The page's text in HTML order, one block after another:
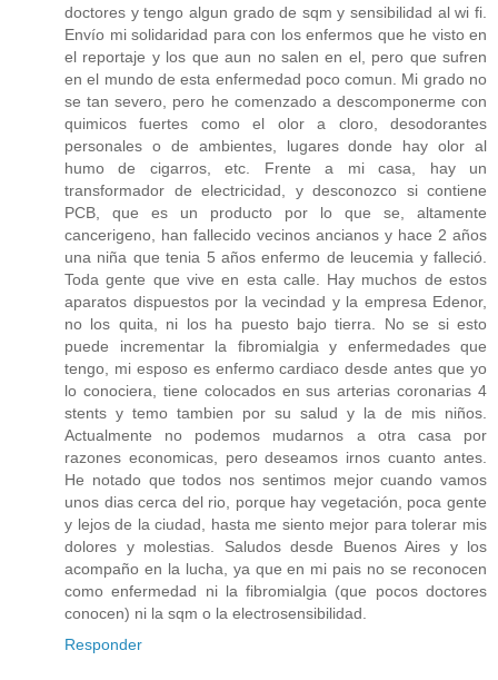
doctores y tengo algun grado de sqm y sensibilidad al wi fi.
Envío mi solidaridad para con los enfermos que he visto en
el reportaje y los que aun no salen en el, pero que sufren
en el mundo de esta enfermedad poco comun. Mi grado no
se tan severo, pero he comenzado a descomponerme con
quimicos fuertes como el olor a cloro, desodorantes
personales o de ambientes, lugares donde hay olor al
humo de cigarros, etc. Frente a mi casa, hay un
transformador de electricidad, y desconozco si contiene
PCB, que es un producto por lo que se, altamente
cancerigeno, han fallecido vecinos ancianos y hace 2 años
una niña que tenia 5 años enfermo de leucemia y falleció.
Toda gente que vive en esta calle. Hay muchos de estos
aparatos dispuestos por la vecindad y la empresa Edenor,
no los quita, ni los ha puesto bajo tierra. No se si esto
puede incrementar la fibromialgia y enfermedades que
tengo, mi esposo es enfermo cardiaco desde antes que yo
lo conociera, tiene colocados en sus arterias coronarias 4
stents y temo tambien por su salud y la de mis niños.
Actualmente no podemos mudarnos a otra casa por
razones economicas, pero deseamos irnos cuanto antes.
He notado que todos nos sentimos mejor cuando vamos
unos dias cerca del rio, porque hay vegetación, poca gente
y lejos de la ciudad, hasta me siento mejor para tolerar mis
dolores y molestias. Saludos desde Buenos Aires y los
acompaño en la lucha, ya que en mi pais no se reconocen
como enfermedad ni la fibromialgia (que pocos doctores
conocen) ni la sqm o la electrosensibilidad.
Responder